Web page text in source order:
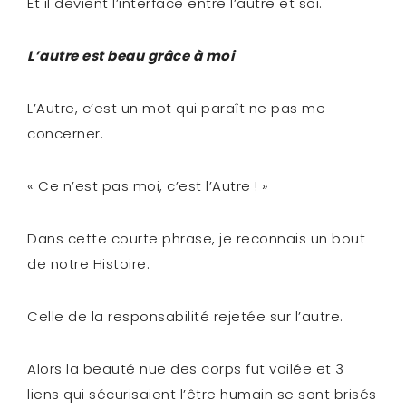
L’autre est beau grâce à moi
L’Autre, c’est un mot qui paraît ne pas me
concerner.
« Ce n’est pas moi, c’est l’Autre ! »
Dans cette courte phrase, je reconnais un bout
de notre Histoire.
Celle de la responsabilité rejetée sur l’autre.
Alors la beauté nue des corps fut voilée et 3
liens qui sécurisaient l’être humain se sont brisés